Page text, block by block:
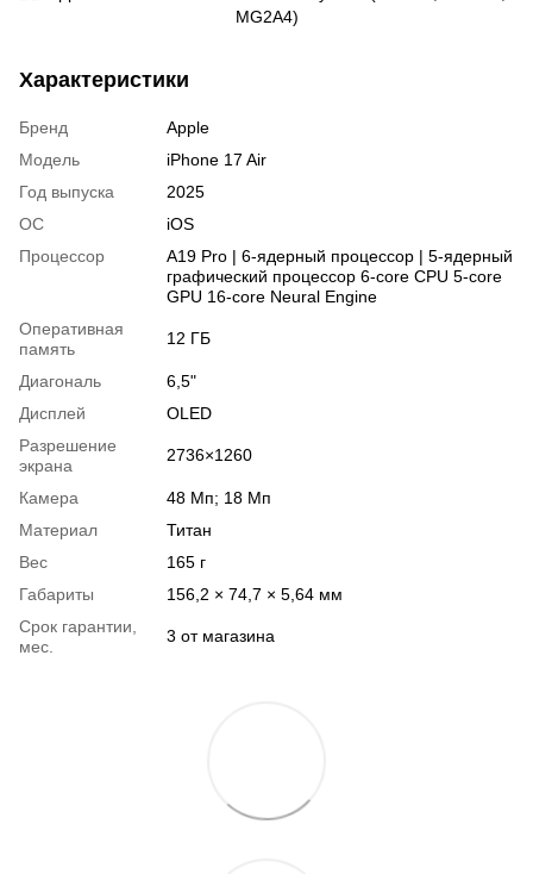
Характеристики
Бренд
Apple
Модель
iPhone 17 Air
Год выпуска
2025
ОС
iOS
Процессор
A19 Pro | 6-ядерный процессор | 5-ядерный
графический процессор 6-core CPU 5-core
GPU 16-core Neural Engine
Оперативная
память
12 ГБ
Диагональ
6,5"
Дисплей
OLED
Разрешение
экрана
2736×1260
Камера
48 Мп; 18 Мп
Материал
Титан
Вес
165 г
Габариты
156,2 × 74,7 × 5,64 мм
Срок гарантии,
мес.
3 от магазина